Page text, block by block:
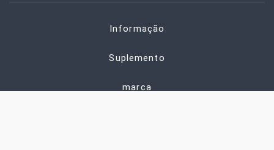
Informação
Suplemento
marca